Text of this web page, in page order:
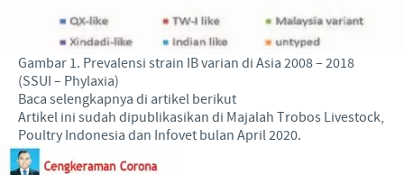
Gambar 1. Prevalensi strain IB varian di Asia 2008 – 2018
(SSUI – Phylaxia)
Baca selengkapnya di artikel berikut
Artikel ini sudah dipublikasikan di Majalah Trobos Livestock,
Poultry Indonesia dan Infovet bulan April 2020.